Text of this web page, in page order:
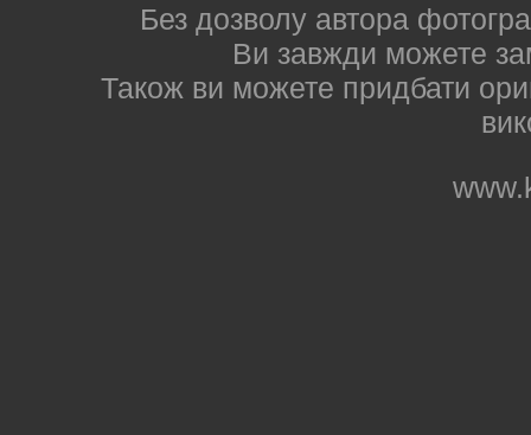
Без дозволу автора
Ви завжди можете
Також ви можете придбати